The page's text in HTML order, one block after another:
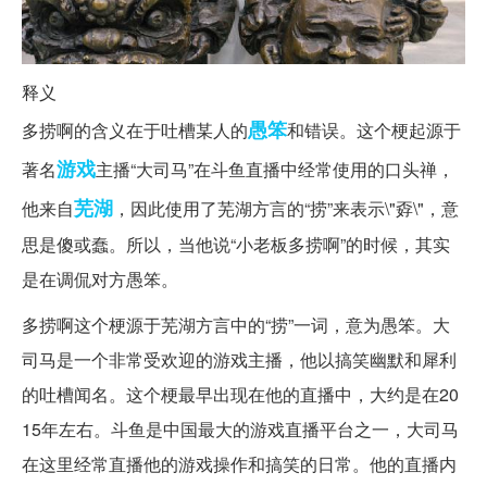
释义
多捞啊的含义在于吐槽某人的愚笨和错误。这个梗起源于
著名游戏主播“大司马”在斗鱼直播中经常使用的口头禅，
他来自芜湖 ，因此使用了芜湖方言的“捞”来表示\"孬\"，意
思是傻或蠢。所以，当他说“小老板多捞啊”的时候，其实
是在调侃对方愚笨。
多捞啊这个梗源于芜湖方言中的“捞”一词，意为愚笨。大
司马是一个非常受欢迎的游戏主播，他以搞笑幽默和犀利
的吐槽闻名。这个梗最早出现在他的直播中，大约是在20
15年左右。斗鱼是中国最大的游戏直播平台之一，大司马
在这里经常直播他的游戏操作和搞笑的日常。他的直播内